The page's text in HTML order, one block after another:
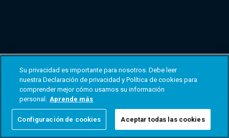
Su privacidad es importante para nosotros. Debe leer
nuestra Declaración de privacidad y Política de cookies para
comprender mejor cómo usamos su información
personal. Aprende más
Configuración de cookies Aceptar todas las cookies